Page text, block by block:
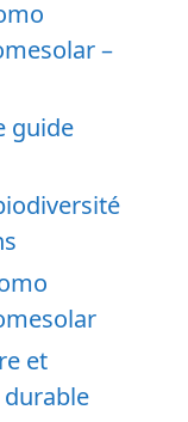
–
guide
et